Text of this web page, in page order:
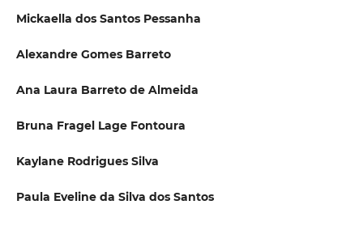
Mickaella dos Santos Pessanha
Alexandre Gomes Barreto
Ana Laura Barreto de Almeida
Bruna Fragel Lage Fontoura
Kaylane Rodrigues Silva
Paula Eveline da Silva dos Santos